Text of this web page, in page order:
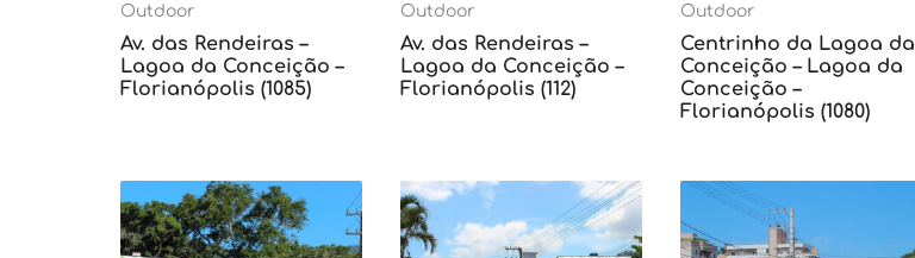
Outdoor
Av. das Rendeiras –
Lagoa da Conceição –
Florianópolis (1085)
Outdoor
Av. das Rendeiras –
Lagoa da Conceição –
Florianópolis (112)
Outdoor
Centrinho da Lagoa da
Conceição – Lagoa da
Conceição –
Florianópolis (1080)